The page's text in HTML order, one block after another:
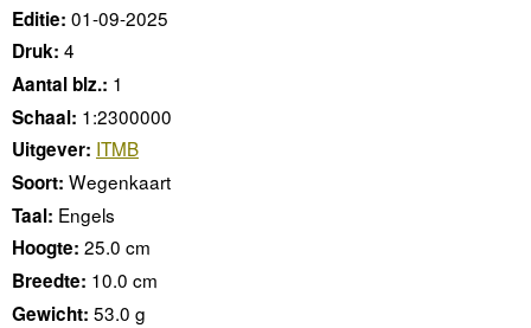
Editie: 01-09-2025
Druk: 4
Aantal blz.: 1
Schaal: 1:2300000
Uitgever: ITMB
Soort: Wegenkaart
Taal: Engels
Hoogte: 25.0 cm
Breedte: 10.0 cm
Gewicht: 53.0 g